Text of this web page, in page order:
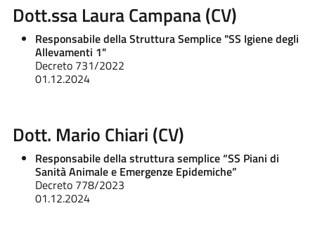
Dott.ssa Laura Campana (CV)
Responsabile della Struttura Semplice "SS Igiene degli
Allevamenti 1"
Decreto 731/2022
01.12.2024
Dott. Mario Chiari (CV)
Responsabile della struttura semplice “SS Piani di
Sanità Animale e Emergenze Epidemiche”
Decreto 778/2023
01.12.2024